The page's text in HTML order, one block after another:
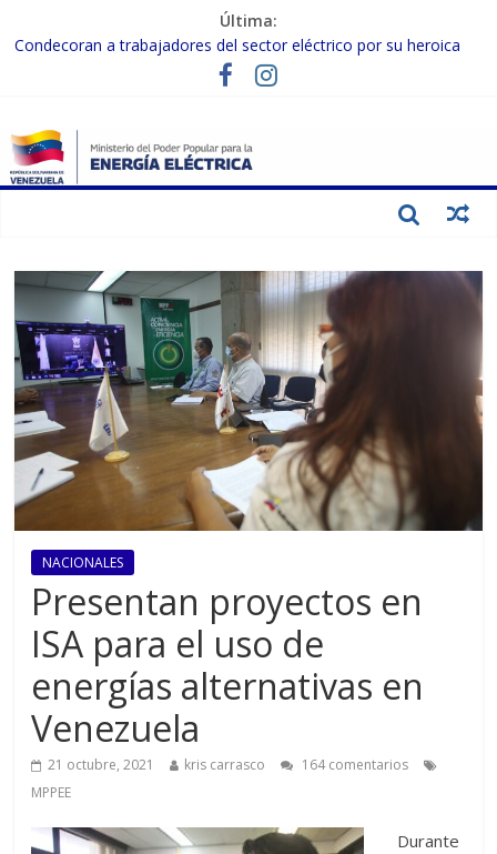
Última:
Condecoran a trabajadores del sector eléctrico por su heroica
labor tras el doble sismo del 24-J
Gobierno Nacional coordina acciones con el sector privado para
Inspeccionan trabajos de rehabilitación en instalaciones del SEN
en Carabobo
Gobierno Nacional activa plan preventivo para fortalecer el SEN
NACIONALES
Presentan proyectos en
ISA para el uso de
energías alternativas en
Venezuela
21 octubre, 2021 kris carrasco
164 comentarios
MPPEE
Durante